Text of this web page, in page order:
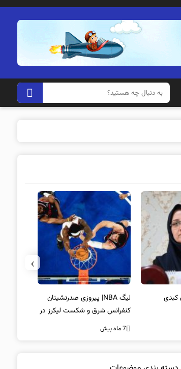
کبدی
لیگ NBA| پیروزی صدرنشینان
کنفرانس شرق و شکست لیکرز در
غیاب جیمز
7 ماه پیش
›